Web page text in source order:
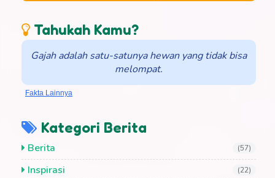
Tahukah Kamu?
Gajah adalah satu-satunya hewan yang tidak bisa
melompat.
Fakta Lainnya
Kategori Berita
Berita (57)
Inspirasi (22)